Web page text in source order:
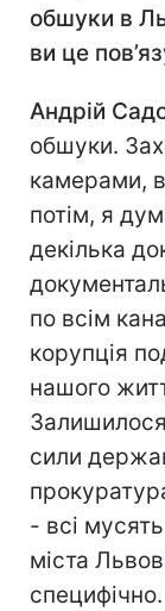
обшуки в
ви це
Андрій
обшуки.
камерами,
потім, я
декілька
по всім
корупція
нашого
Залишилося
сили
- всі
міста
специфічно.